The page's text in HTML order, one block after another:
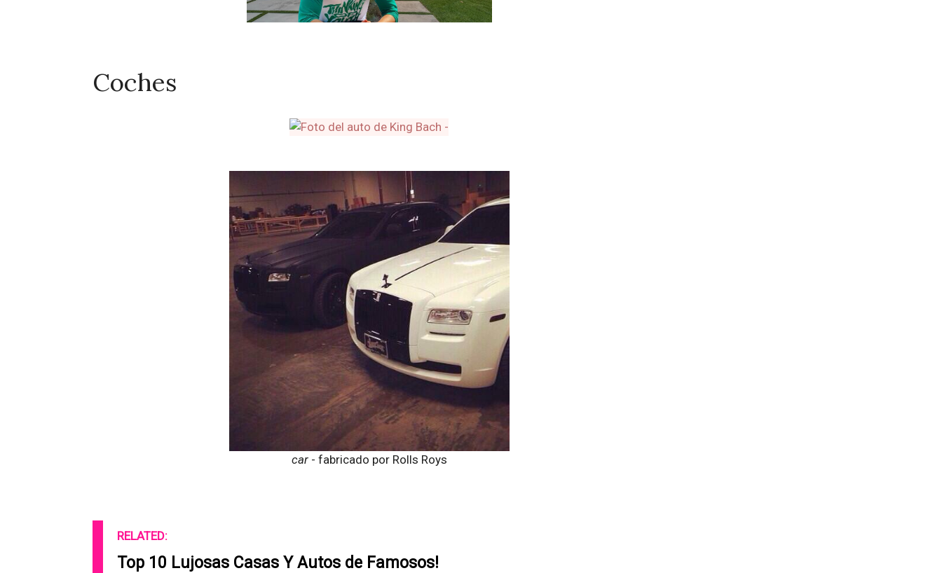
Coches
car- fabricado por Rolls Roys
RELATED:
Top 10 Lujosas Casas Y Autos de Famosos!